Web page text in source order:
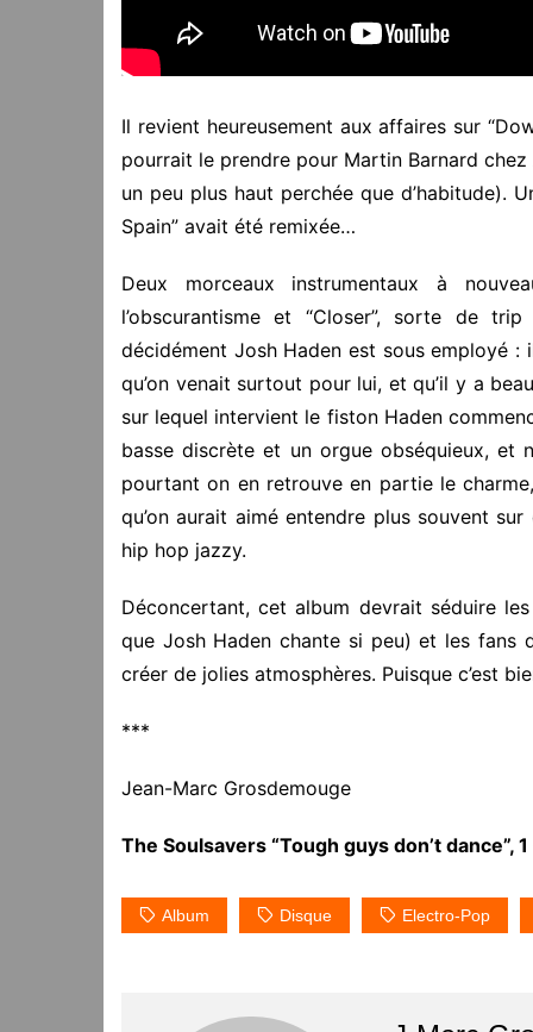
Il revient heureusement aux affaires sur
pourrait le prendre pour Martin Barnard
un peu plus haut perchée que d’habitude).
Spain” avait été remixée…
Deux morceaux instrumentaux à
l’obscurantisme et “Closer”, sorte de
décidément Josh Haden est sous employé
qu’on venait surtout pour lui, et qu’il y a
sur lequel intervient le fiston Haden
basse discrète et un orgue obséquieux, et
pourtant on en retrouve en partie le
qu’on aurait aimé entendre plus souvent
hip hop jazzy.
Déconcertant, cet album devrait séduire
que Josh Haden chante si peu) et les fans
créer de jolies atmosphères. Puisque c’est
***
Jean-Marc Grosdemouge
The Soulsavers “Tough guys don’t
Album Disque Electro-Pop